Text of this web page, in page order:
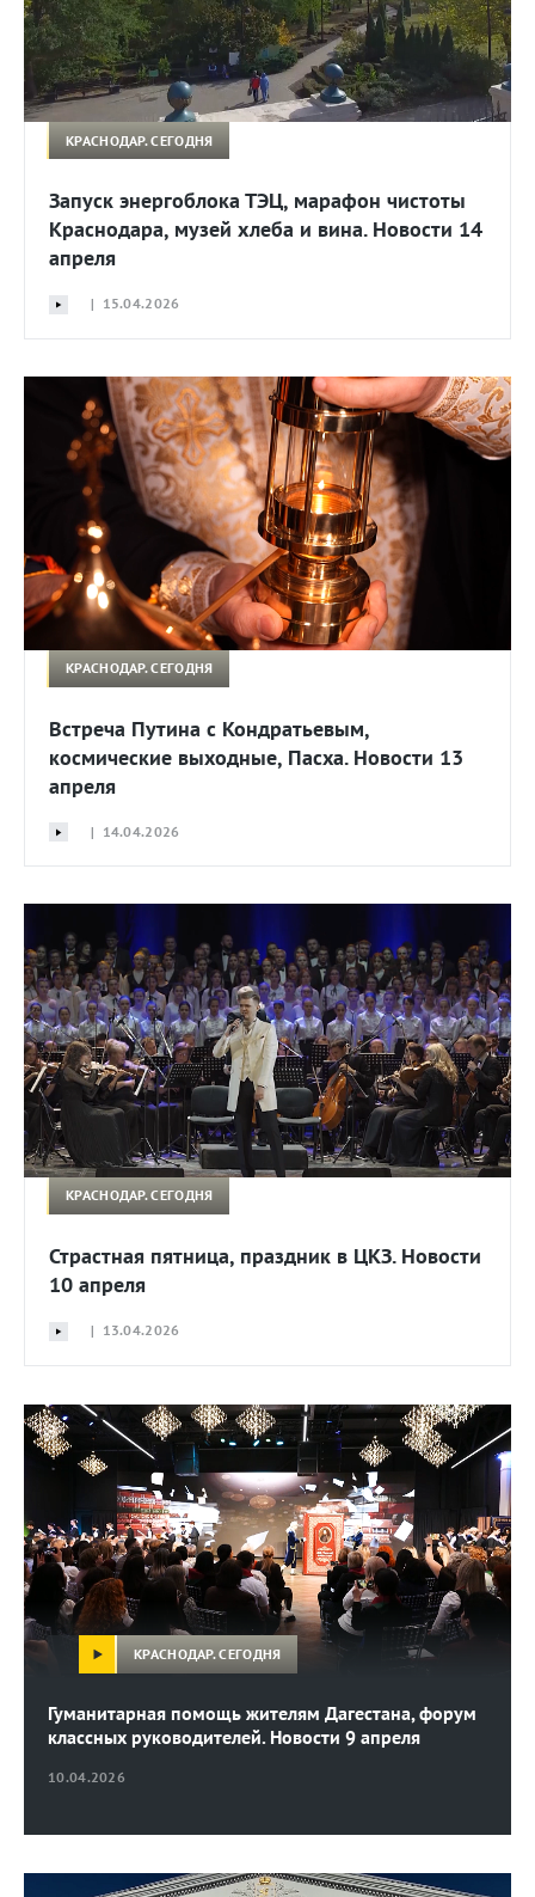
КРАСНОДАР. СЕГОДНЯ
Запуск энергоблока ТЭЦ, марафон чистоты
Краснодара, музей хлеба и вина. Новости 14
апреля
| 15.04.2026
КРАСНОДАР. СЕГОДНЯ
Встреча Путина с Кондратьевым,
космические выходные, Пасха. Новости 13
апреля
| 14.04.2026
КРАСНОДАР. СЕГОДНЯ
Страстная пятница, праздник в ЦКЗ. Новости
10 апреля
| 13.04.2026
10.04.2026
Гуманитарная помощь жителям Дагестана, форум
классных руководителей. Новости 9 апреля
КРАСНОДАР. СЕГОДНЯ